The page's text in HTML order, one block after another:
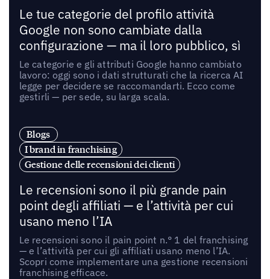
Le tue categorie del profilo attività
Google non sono cambiate dalla
configurazione — ma il loro pubblico, sì
Le categorie e gli attributi Google hanno cambiato
lavoro: oggi sono i dati strutturati che la ricerca AI
legge per decidere se raccomandarti. Ecco come
gestirli — per sede, su larga scala.
Blogs
I brand in franchising
Gestione delle recensioni dei clienti
Le recensioni sono il più grande pain
point degli affiliati — e l’attività per cui
usano meno l’IA
Le recensioni sono il pain point n.° 1 del franchising
— e l’attività per cui gli affiliati usano meno l’IA.
Scopri come implementare una gestione recensioni
franchising efficace.